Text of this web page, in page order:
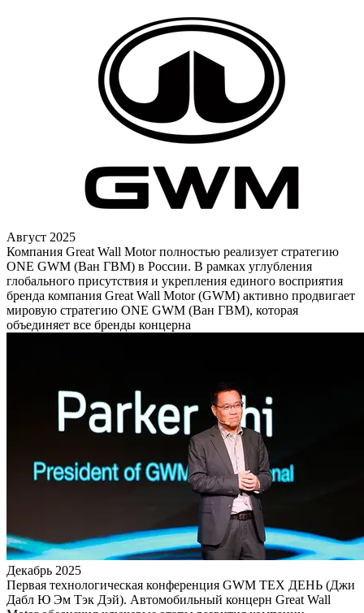
Август 2025
Компания Great Wall Motor полностью реализует стратегию
ONE GWM (Ван ГВМ) в России. В рамках углубления
глобального присутствия и укрепления единого восприятия
бренда компания Great Wall Motor (GWM) активно продвигает
мировую стратегию ONE GWM (Ван ГВМ), которая
объединяет все бренды концерна
Декабрь 2025
Первая технологическая конференция GWM ТЕХ ДЕНЬ (Джи
Дабл Ю Эм Тэк Дэй). Автомобильный концерн Great Wall